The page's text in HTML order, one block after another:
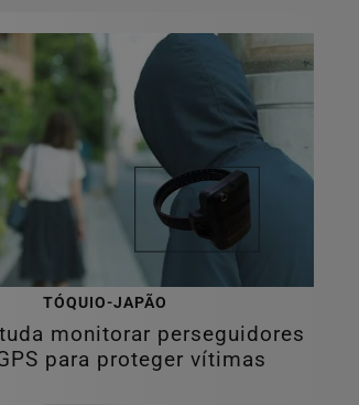
TÓQUIO-JAPÃO
monitorar perseguidores
para proteger vítimas